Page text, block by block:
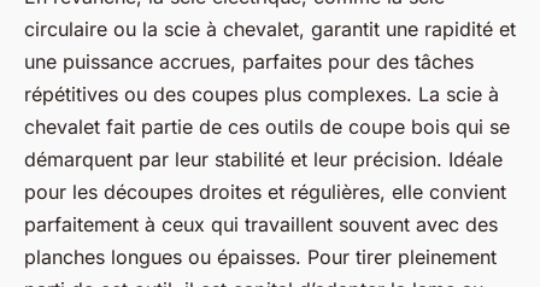
circulaire ou la scie à chevalet, garantit une rapidité et
une puissance accrues, parfaites pour des tâches
répétitives ou des coupes plus complexes. La scie à
chevalet fait partie de ces outils de coupe bois qui se
démarquent par leur stabilité et leur précision. Idéale
pour les découpes droites et régulières, elle convient
parfaitement à ceux qui travaillent souvent avec des
planches longues ou épaisses. Pour tirer pleinement